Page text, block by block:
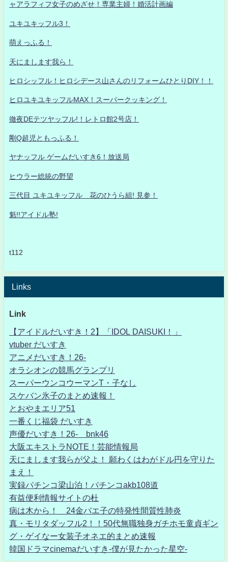
ャアラフィフ女子のめざせ！専業主婦！婚活計画編
ユキユキッフル3！
萌えっふる！
天にまします我ら！
ヒロシッフル！ヒロシデース山さんのリフォームひとりDIY！！
ヒロユキユキッフルMAX！スーパークッキング！
徹夜DEテツヤッフル!！レトロ館2号店！
剛Q超児ともっふる！
ヤナッフル ゲームだいすき6！放送局
ヒウラー総統の野望
三代目 ユキユキッフル 花のひうら組! 見参！
魁!!アイドル塾!
t112
Links
Link
【アイドルだいすき！2】「IDOL DAISUKI！」
vtuber だいすき
アニメだいすき！26-
オラシオンの競馬グランプリ
スーパーウンコウーマンT・子なし
スケバン氷子のまとめ速報！
とおやまエリア51
一番くじ福袋 だいすき
声優だいすき！26- bnk46
大阪エキストラNOTE！芸能情報局
天にまします我らが父よ！ 願わくはわがドル円を守りた
まえ！
実録パチンコ梁山泊！パチンコakb108道
有益便利情報サイトの杜
病は木から！ 24金バエ子の特発性間質性肺炎
真・モリタダッフル2！！50代無職独身ガチホモ童貞ギン
グ・ゲイなー女装子オネエ的まとめ速報
韓国ドラマcinemaだいすき-僕が見たかった星空-